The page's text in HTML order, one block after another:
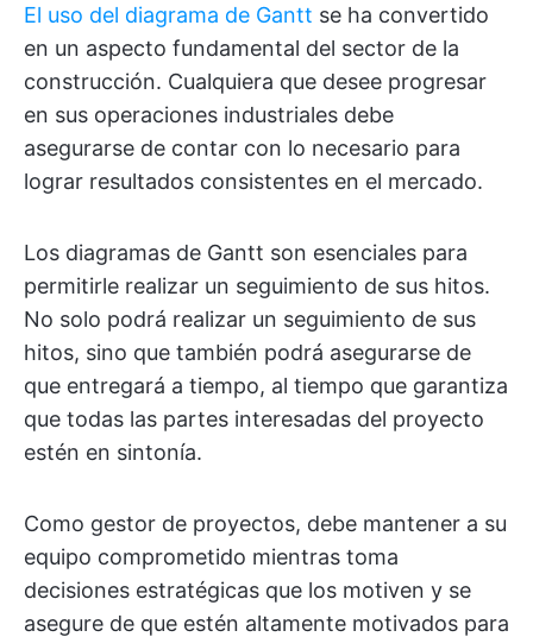
El uso del diagrama de Gantt se ha convertido
en un aspecto fundamental del sector de la
construcción. Cualquiera que desee progresar
en sus operaciones industriales debe
asegurarse de contar con lo necesario para
lograr resultados consistentes en el mercado.
Los diagramas de Gantt son esenciales para
permitirle realizar un seguimiento de sus hitos.
No solo podrá realizar un seguimiento de sus
hitos, sino que también podrá asegurarse de
que entregará a tiempo, al tiempo que garantiza
que todas las partes interesadas del proyecto
estén en sintonía.
Como gestor de proyectos, debe mantener a su
equipo comprometido mientras toma
decisiones estratégicas que los motiven y se
asegure de que estén altamente motivados para